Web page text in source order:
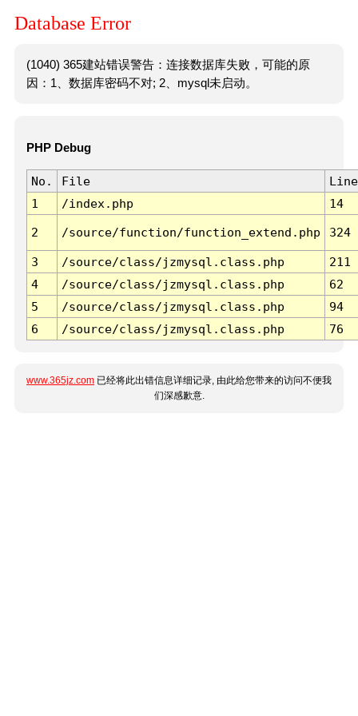
Database Error
(1040) 365建站错误警告：连接数据库失败，可能的原
因：1、数据库密码不对; 2、mysql未启动。
PHP Debug
No. File
Line
1
/index.php 14
2 /source/function/function_extend.php 324
3 /source/class/jzmysql.class.php
211
4
/source/class/jzmysql.class.php
62
5
/source/class/jzmysql.class.php
94
6
/source/class/jzmysql.class.php 76
www.365jz.com 已经将此出错信息详细记录, 由此给您带来的访问不便我
们深感歉意.